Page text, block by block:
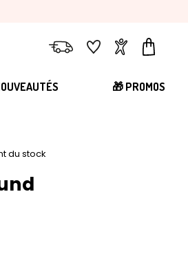
LivraisonFavorisComptePanier
🎁 PROMOS
du stock